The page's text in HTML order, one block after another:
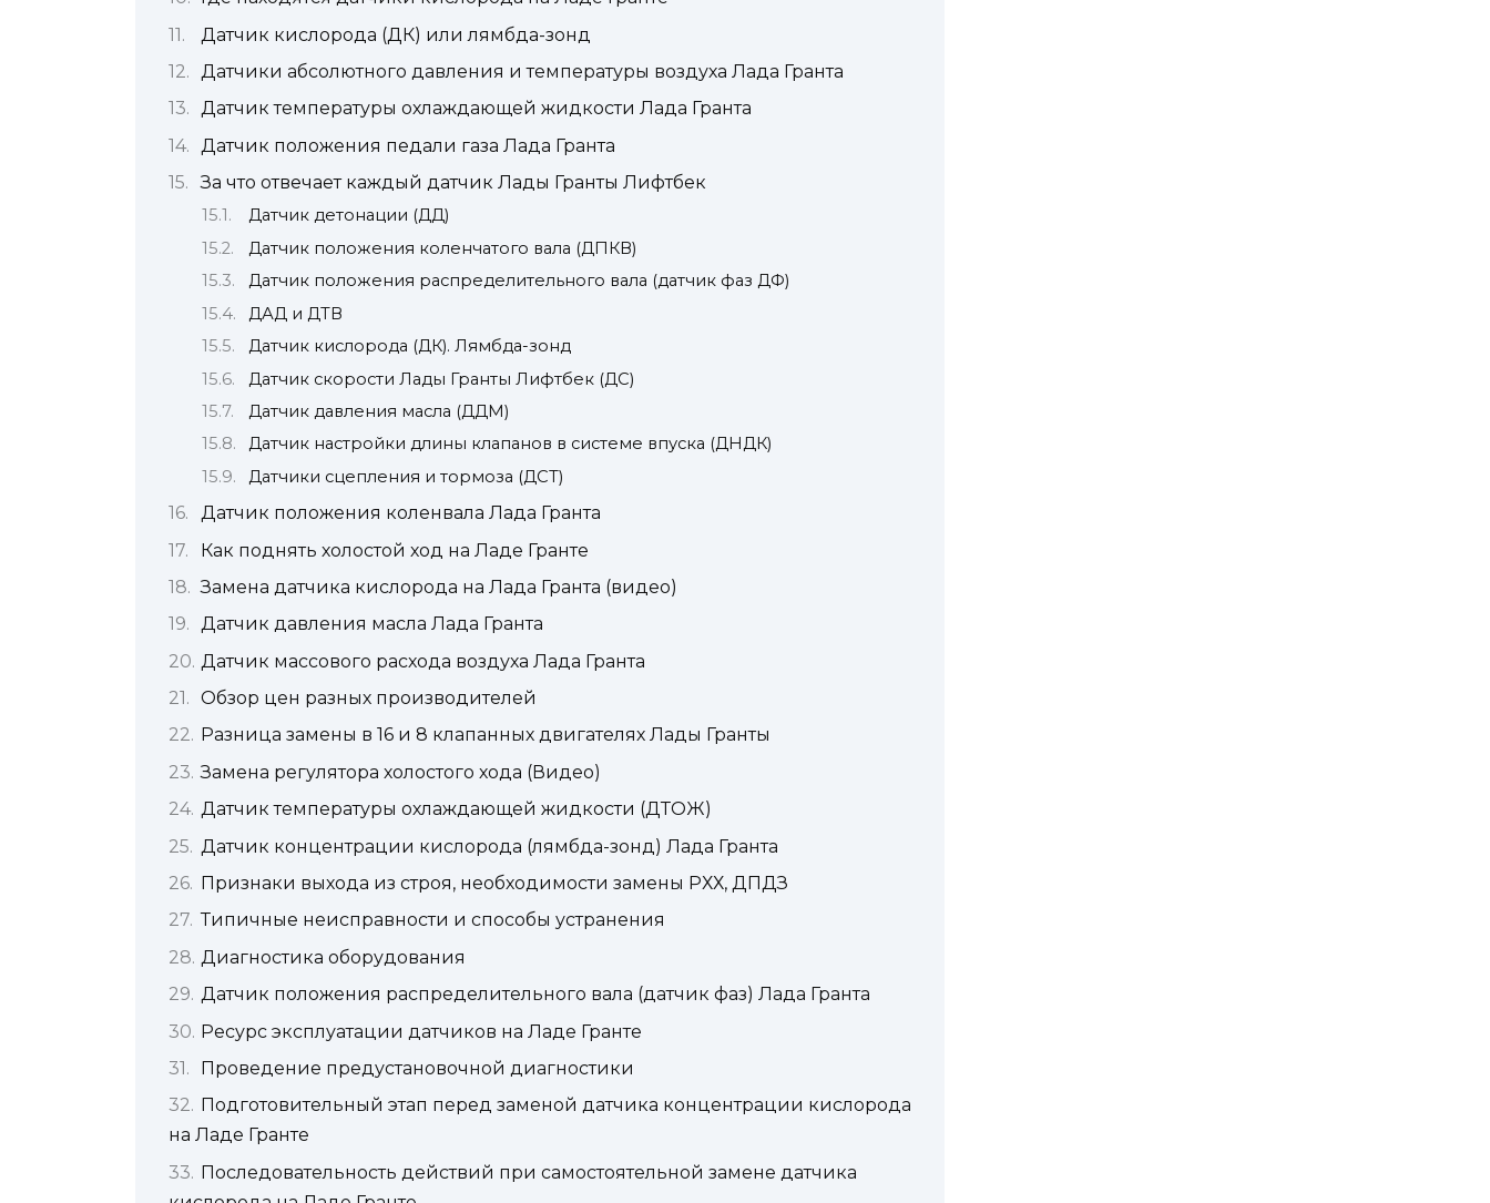
Датчик кислорода (ДК) или лямбда-зонд
Датчики абсолютного давления и температуры воздуха Лада Гранта
Датчик температуры охлаждающей жидкости Лада Гранта
Датчик положения педали газа Лада Гранта
За что отвечает каждый датчик Лады Гранты Лифтбек
Датчик детонации (ДД)
Датчик положения коленчатого вала (ДПКВ)
Датчик положения распределительного вала (датчик фаз ДФ)
ДАД и ДТВ
Датчик кислорода (ДК). Лямбда-зонд
Датчик скорости Лады Гранты Лифтбек (ДС)
Датчик давления масла (ДДМ)
Датчик настройки длины клапанов в системе впуска (ДНДК)
Датчики сцепления и тормоза (ДСТ)
Датчик положения коленвала Лада Гранта
Как поднять холостой ход на Ладе Гранте
Замена датчика кислорода на Лада Гранта (видео)
Датчик давления масла Лада Гранта
Датчик массового расхода воздуха Лада Гранта
Обзор цен разных производителей
Разница замены в 16 и 8 клапанных двигателях Лады Гранты
Замена регулятора холостого хода (Видео)
Датчик температуры охлаждающей жидкости (ДТОЖ)
Датчик концентрации кислорода (лямбда-зонд) Лада Гранта
Признаки выхода из строя, необходимости замены РХХ, ДПДЗ
Типичные неисправности и способы устранения
Диагностика оборудования
Датчик положения распределительного вала (датчик фаз) Лада Гранта
Ресурс эксплуатации датчиков на Ладе Гранте
Проведение предустановочной диагностики
Подготовительный этап перед заменой датчика концентрации кислорода
на Ладе Гранте
Последовательность действий при самостоятельной замене датчика